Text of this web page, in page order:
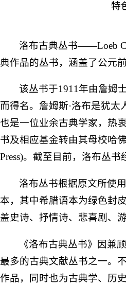
特
洛布古典丛书——Loeb
典作品的丛书，涵盖了公元
该丛书于1911年由詹姆
而得名。詹姆斯·洛布是犹
也是一位业余古典学家，热
书及相应基金转由其母校哈
Press)。截至目前，洛布丛书
洛布丛书根据原文所使
本，其中希腊语本为绿色封
盖史诗、抒情诗、悲喜剧、
《洛布古典丛书》因兼
最多的古典文献丛书之一。
作品，同时也为古典学、历